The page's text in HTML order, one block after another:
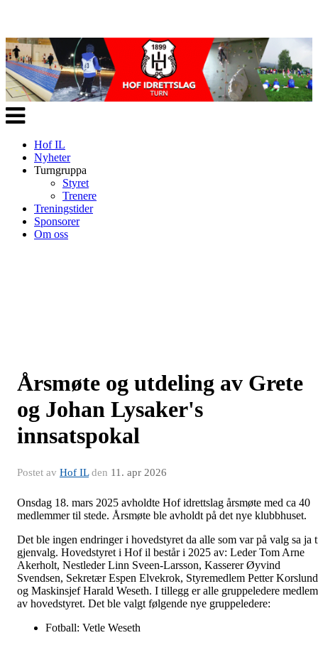
Veksle
navigasjon
Hof IL
Nyheter
Turngruppa
Styret
Trenere
Treningstider
Sponsorer
Om oss
Årsmøte og utdeling av Grete
og Johan Lysaker's
innsatspokal
Postet av Hof ILden 11. apr 2026
Onsdag 18. mars 2025 avholdte Hof idrettslag årsmøte med ca 40
medlemmer til stede. Årsmøte ble avholdt på det nye klubbhuset.
Det ble ingen endringer i hovedstyret da alle som var på valg sa ja
gjenvalg. Hovedstyret i Hof il består i 2025 av: Leder Tom Arne
Akerholt, Nestleder Linn Sveen-Larsson, Kasserer Øyvind
Svendsen, Sekretær Espen Elvekrok, Styremedlem Petter Korslund
og Maskinsjef Harald Weseth. I tillegg er alle gruppeledere medlem
av hovedstyret. Det ble valgt følgende nye gruppeledere:
Fotball: Vetle Weseth